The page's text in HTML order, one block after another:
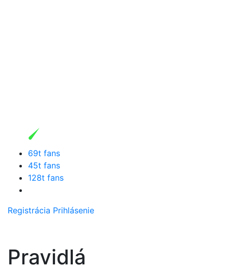
69t fans
45t fans
128t fans
Registrácia Prihlásenie
Pravidlá